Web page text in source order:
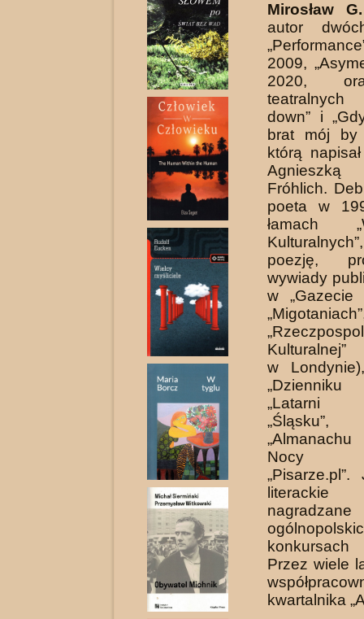
Mirosław
autor
2009,
2020,
down” i
brat mój by
którą
Agnieszką
Fróhlich.
poeta w
łamach
poezję,
wywiady
w „Gazecie
Kulturalnej”
w
„Latarni
„Śląsku”,
„Almanachu
Nocy
Przez wiele
kwartalnika